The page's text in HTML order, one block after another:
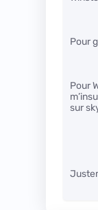
Pour
Pour
sur